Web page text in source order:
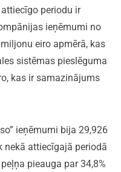
periodu ir
ieņēmumi no
eiro apmērā, kas
sistēmas pieslēguma
kas ir samazinājums
ieņēmumi bija 29,926
nekā attiecīgajā periodā
pieauga par 34,8%